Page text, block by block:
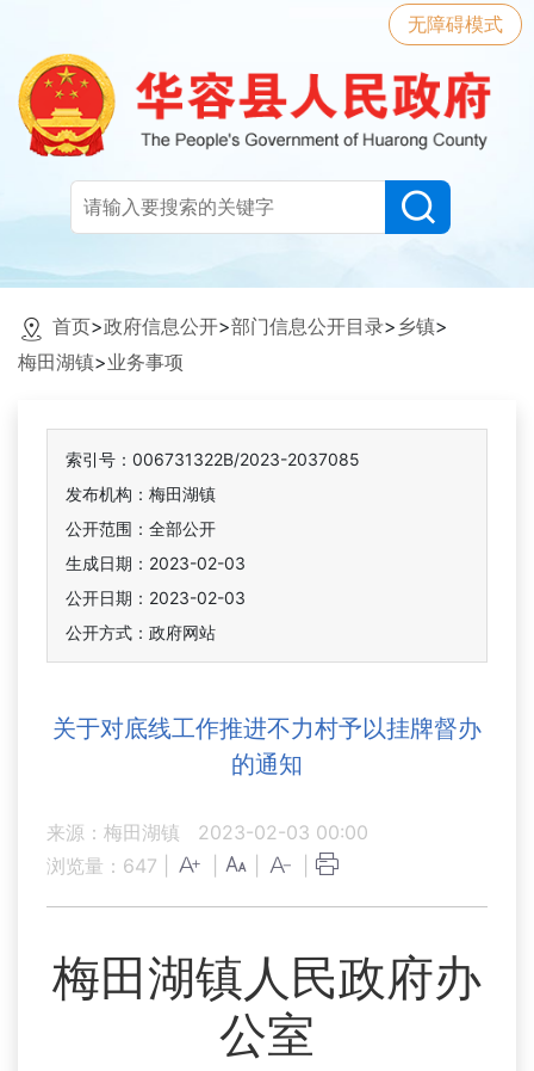
无障碍模式
首页>政府信息公开>部门信息公开目录> 乡镇>
梅田湖镇>业务事项
索引号：006731322B/2023-2037085
发布机构：梅田湖镇
公开范围：全部公开
生成日期：2023-02-03
公开日期：2023-02-03
公开方式：政府网站
关于对底线工作推进不力村予以挂牌督办
的通知
来源：梅田湖镇
2023-02-03 00:00
浏览量： 647
梅田湖镇人民政府办
公室